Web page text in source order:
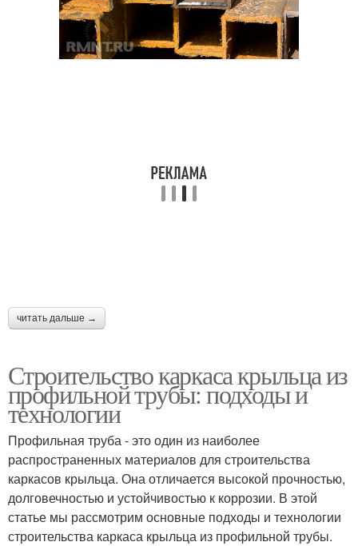
читать дальше →
Строительство каркаса крыльца из
профильной трубы: подходы и
технологии
Профильная труба - это один из наиболее
распространенных материалов для строительства
каркасов крыльца. Она отличается высокой прочностью,
долговечностью и устойчивостью к коррозии. В этой
статье мы рассмотрим основные подходы и технологии
строительства каркаса крыльца из профильной трубы.